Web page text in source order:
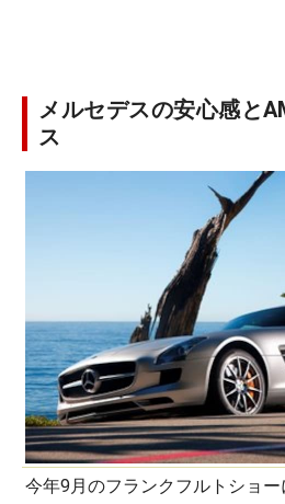
メルセデスの安心感と
ス
今年9月のフランクフルトショ